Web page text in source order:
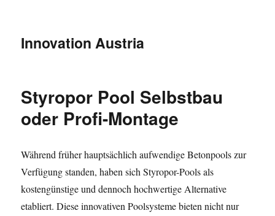
Innovation Austria
Styropor Pool Selbstbau
oder Profi-Montage
Während früher hauptsächlich aufwendige Betonpools zur
Verfügung standen, haben sich Styropor-Pools als
kostengünstige und dennoch hochwertige Alternative
etabliert. Diese innovativen Poolsysteme bieten nicht nur